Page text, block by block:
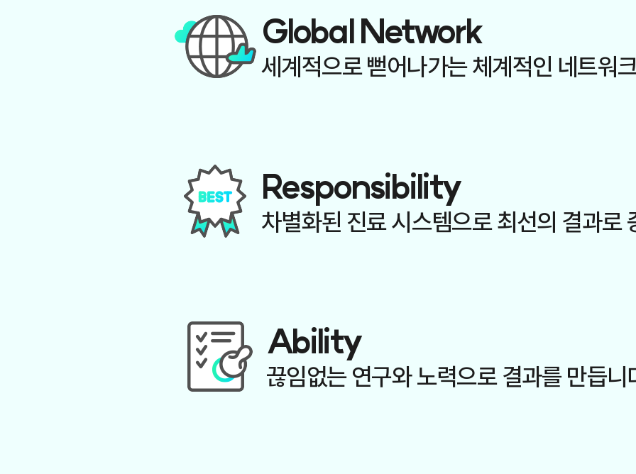
Global Network
세계적으로 뻗어나가는체계적인 네트워
Responsibility
차별화된 진료 시스템으로최선의 결과로
Ability
끊임없는 연구와 노력으로결과를 만듭니